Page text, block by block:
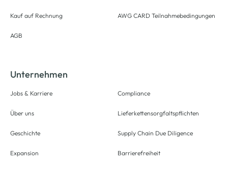
Kauf auf Rechnung
AGB
AWG CARD Teilnahmebedingungen
Unternehmen
Jobs & Karriere
Über uns
Geschichte
Expansion
Compliance
Lieferkettensorgfaltspflichten
Supply Chain Due Diligence
Barrierefreiheit